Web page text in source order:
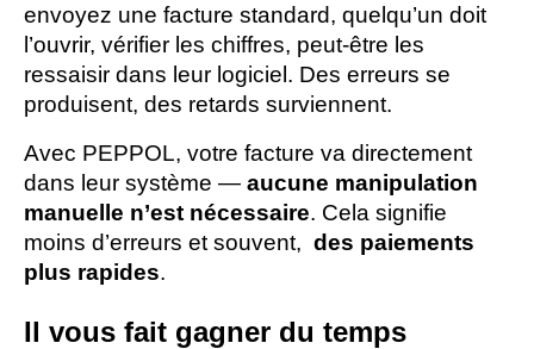
envoyez une facture standard, quelqu’un doit
l’ouvrir, vérifier les chiffres, peut-être les
ressaisir dans leur logiciel. Des erreurs se
produisent, des retards surviennent.
Avec PEPPOL, votre facture va directement
dans leur système — aucune manipulation
manuelle n’est nécessaire. Cela signifie
moins d’erreurs et souvent, des paiements
plus rapides.
Il vous fait gagner du temps